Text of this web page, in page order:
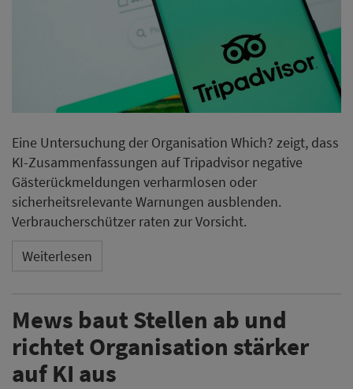
Eine Untersuchung der Organisation Which? zeigt, dass
KI-Zusammenfassungen auf Tripadvisor negative
Gästerückmeldungen verharmlosen oder
sicherheitsrelevante Warnungen ausblenden.
Verbraucherschützer raten zur Vorsicht.
Weiterlesen
Mews baut Stellen ab und
richtet Organisation stärker
auf KI aus